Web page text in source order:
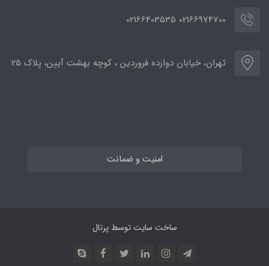
02166974700 02166403535
تهران، خیابان دوازده فروردین ، کوچه بهشت آیین، پلاک 25
امنیت و ضمانت
ساخت سایت توسطپرتال